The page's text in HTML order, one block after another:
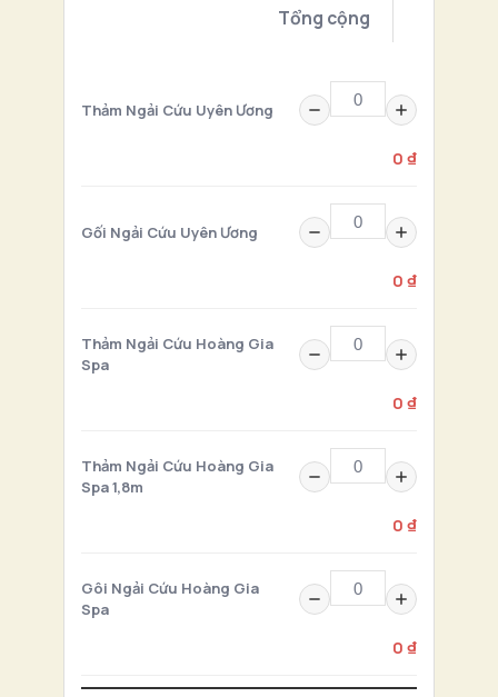
Tổng cộng
Thảm Ngải Cứu Uyên Ương
0 ₫
Gối Ngải Cứu Uyên Ương
0 ₫
Thảm Ngải Cứu Hoàng Gia
Spa
0 ₫
Thảm Ngải Cứu Hoàng Gia
Spa 1,8m
0 ₫
Gôi Ngải Cứu Hoàng Gia
Spa
0 ₫